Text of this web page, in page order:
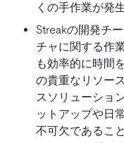
くの手作業が発
Streakの開発チ
チャに関する作
も効率的に時間
の貴重なリソー
スソリューショ
ットアップや日
不可欠であるこ